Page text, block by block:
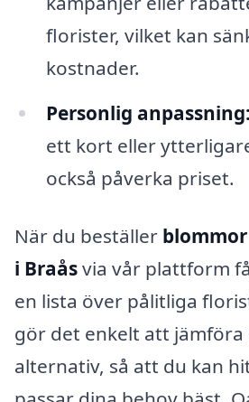
florister, vilket kan
kostnader.
Personlig anpassning:
ett kort eller
också påverka priset.
När du beställer
i Braåsvia vår plattform
en lista över pålitliga
gör det enkelt att jämföra
alternativ, så att du kan